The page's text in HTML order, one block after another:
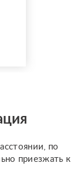
по
приезжать к